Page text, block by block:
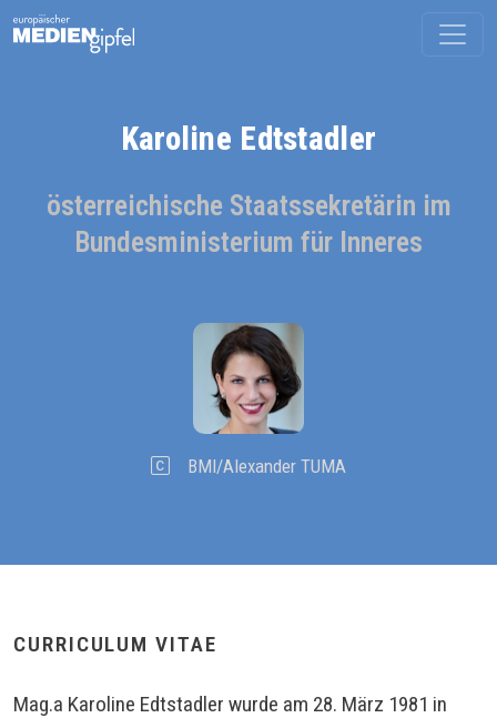
Karoline Edtstadler
österreichische Staatssekretärin im
Bundesministerium für Inneres
BMI/Alexander TUMA
CURRICULUM VITAE
Mag.a Karoline Edtstadler wurde am 28. März 1981 in